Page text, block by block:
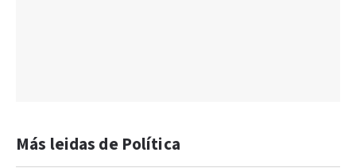
Más leidas de Política